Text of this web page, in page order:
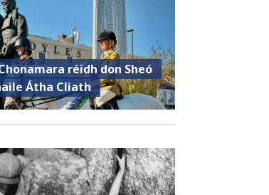
réidh don Sheó
Átha Cliath